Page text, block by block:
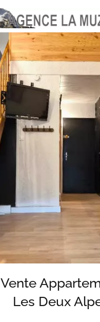
Vente
Les Deux